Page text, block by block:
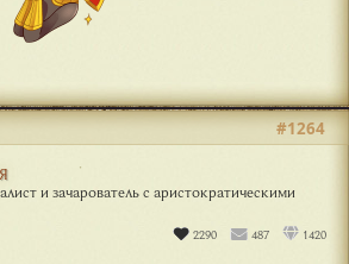
и зачарователь с аристократическими
2290 487 1420
#1264